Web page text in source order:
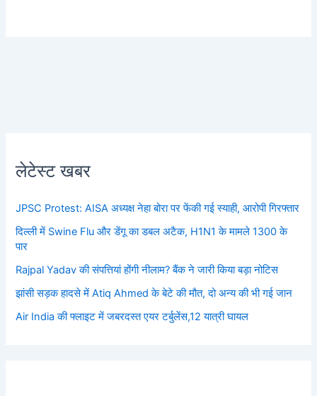
लेटेस्ट खबर
JPSC Protest: AISA अध्यक्ष नेहा बोरा पर फेंकी गई स्याही, आरोपी गिरफ्तार
दिल्ली में Swine Flu और डेंगू का डबल अटैक, H1N1 के मामले 1300 के
पार
Rajpal Yadav की संपत्तियां होंगी नीलाम? बैंक ने जारी किया बड़ा नोटिस
झांसी सड़क हादसे में Atiq Ahmed के बेटे की मौत, दो अन्य की भी गई जान
Air India की फ्लाइट में जबरदस्त एयर टर्बुलेंस,12 यात्री घायल